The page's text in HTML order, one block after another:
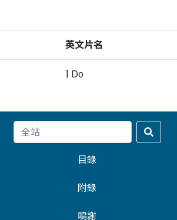
英文片名
I Do
目錄
附錄
鳴謝